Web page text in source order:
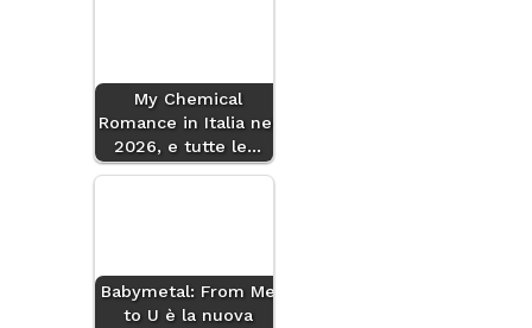
My Chemical
Romance in Italia nel
2026, e tutte le…
Babymetal: From Me
to U è la nuova